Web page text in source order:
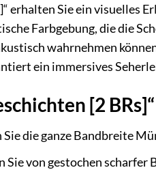
erhalten Sie ein visuelles
Farbgebung, die die
wahrnehmen
ein immersives
[2
Sie die ganze Bandbreite
Sie von gestochen